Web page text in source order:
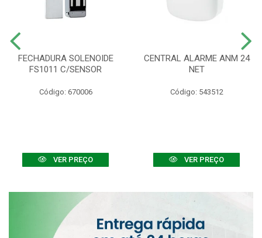
FECHADURA SOLENOIDE
FS1011 C/SENSOR
Código: 670006
VER PREÇO
CENTRAL ALARME ANM 24
NET
Código: 543512
VER PREÇO